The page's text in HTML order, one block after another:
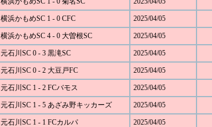
横浜かもめSC 1 - 0 CFC 2025/04/05
横浜かもめSC 4 - 0 大曽根SC 2025/04/05
元石川SC 0 - 3 黒滝SC 2025/04/05
元石川SC 0 - 2 大豆戸FC 2025/04/05
元石川SC 1 - 2 FCバモス 2025/04/05
元石川SC 1 - 5 あざみ野キッカーズ 2025/04/05
元石川SC 1 - 1 FCカルパ 2025/04/05